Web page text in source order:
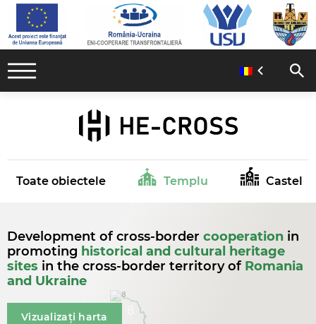
Toate obiectele Templu Castel
Development of cross-border cooperation in
promoting historical and cultural heritage
sites in the cross-border territory of Romania
and Ukraine
Vizualizați harta